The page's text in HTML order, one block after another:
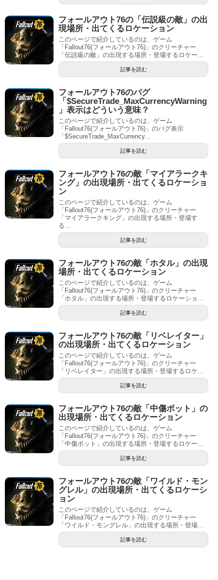
フォールアウト76の「伝説級の敵」の出
現場所・出てくるロケーション
このページで紹介しているのは、ゲーム
「Fallout76(フォールアウト76)」のクリーチャー
「伝説級の敵」の出現する場所・登場するロケー...
記事を読む
フォールアウト76のバグ
「$SecureTrade_MaxCurrencyWarning
」表示はどういう意味？
このページで紹介しているのは、ゲーム
「Fallout76(フォールアウト76)」のバグ表示
「$SecureTrade_MaxCurrency...
記事を読む
フォールアウト76の敵「マイアラークキ
ング」の出現場所・出てくるロケーショ
ン
このページで紹介しているのは、ゲーム
「Fallout76(フォールアウト76)」のクリーチャー
「マイアラークキング」の出現する場所・登場す
る...
記事を読む
フォールアウト76の敵「ホタル」の出現
場所・出てくるロケーション
このページで紹介しているのは、ゲーム
「Fallout76(フォールアウト76)」のクリーチャー
「ホタル」の出現する場所・登場するロケーショ...
記事を読む
フォールアウト76の敵「リベレイター」
の出現場所・出てくるロケーション
このページで紹介しているのは、ゲーム
「Fallout76(フォールアウト76)」のクリーチャー
「リベレイター」の出現する場所・登場するロケ...
記事を読む
フォールアウト76の敵「中傷ボット」の
出現場所・出てくるロケーション
このページで紹介しているのは、ゲーム
「Fallout76(フォールアウト76)」のクリーチャー
「中傷ボット」の出現する場所・登場するロケー...
記事を読む
フォールアウト76の敵「ワイルド・モン
グレル」の出現場所・出てくるロケーシ
ョン
このページで紹介しているのは、ゲーム
「Fallout76(フォールアウト76)」のクリーチャー
「ワイルド・モングレル」の出現する場所・登場...
記事を読む